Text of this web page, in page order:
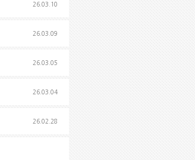
26.03.10
26.03.09
26.03.05
26.03.04
26.02.28